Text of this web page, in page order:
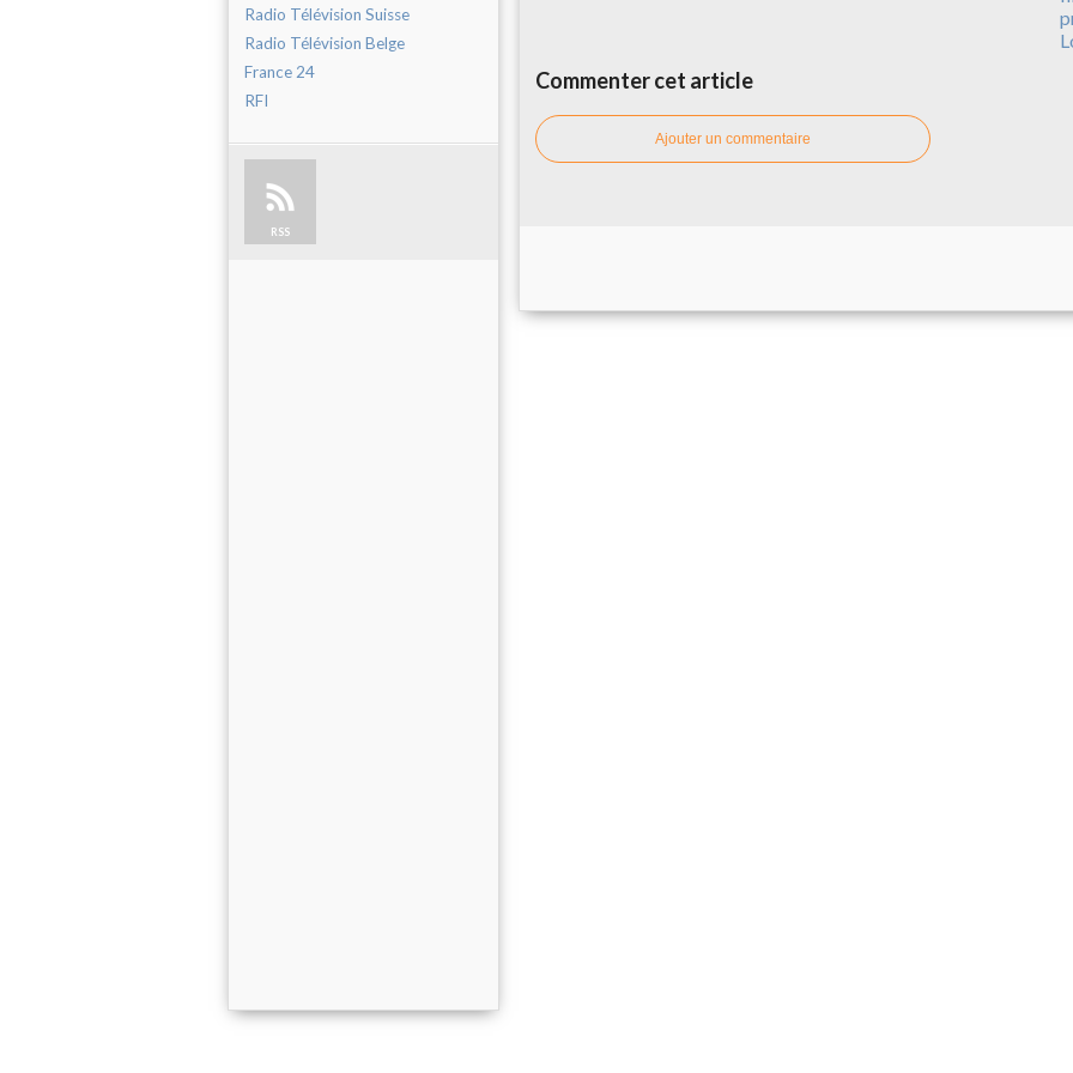
Radio Télévision Suisse
Radio Télévision Belge
France 24
RFI
RSS
Commenter cet article
Ajouter un commentaire